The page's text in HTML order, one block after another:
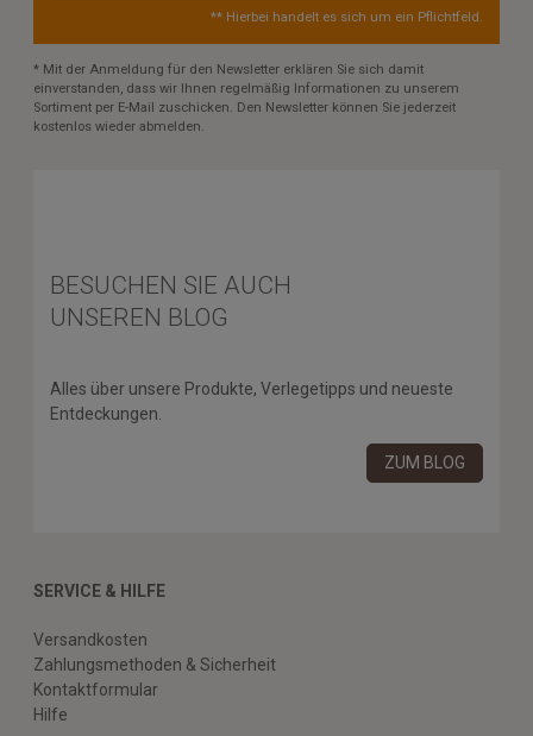
** Hierbei handelt es sich um ein Pflichtfeld.
* Mit der Anmeldung für den Newsletter erklären Sie sich damit
einverstanden, dass wir Ihnen regelmäßig Informationen zu unserem
Sortiment per E-Mail zuschicken. Den Newsletter können Sie jederzeit
kostenlos wieder abmelden.
BESUCHEN SIE AUCH
UNSEREN BLOG
Alles über unsere Produkte, Verlegetipps und neueste
Entdeckungen.
ZUM BLOG
SERVICE & HILFE
Versandkosten
Zahlungsmethoden & Sicherheit
Kontaktformular
Hilfe